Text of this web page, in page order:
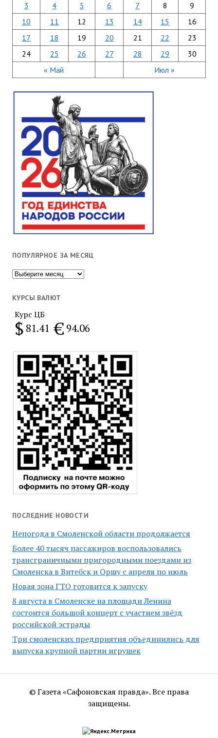
« Май Июл »
3
4 5 6 7 8
9
10
11 12 13 14 15
16
17
18 19 20 21 22
23
24
25 26 27 28 29 30
ПОПУЛЯРНОЕ ЗА МЕСЯЦ
Популярное
месяц
КУРСЫ ВАЛЮТ
Курс ЦБ
$ 81.41 € 94.06
ПОСЛЕДНИЕ НОВОСТИ
Непогода в Смоленской области продолжается
Более 40 тысяч пассажиров воспользовались
трансграничными пригородными поездами из
Смоленска в Витебск и Оршу с апреля по июль
Новая зона ГТО готовится к запуску
8 августа в Смоленске на площади Ленина
состоится большой концерт с участием звёзд
российской эстрады
Три смоленских предприятия объединились для
выпуска крупной партии игрушек
© Газета «Сафоновская правда». Все права
защищены.